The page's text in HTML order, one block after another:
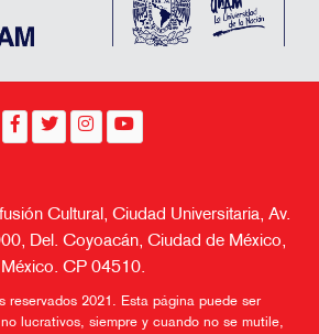
Cultural, Ciudad Universitaria, Av.
Del. Coyoacán, Ciudad de México,
México. CP 04510.
reservados 2021. Esta página puede ser
lucrativos, siempre y cuando no se mutile,